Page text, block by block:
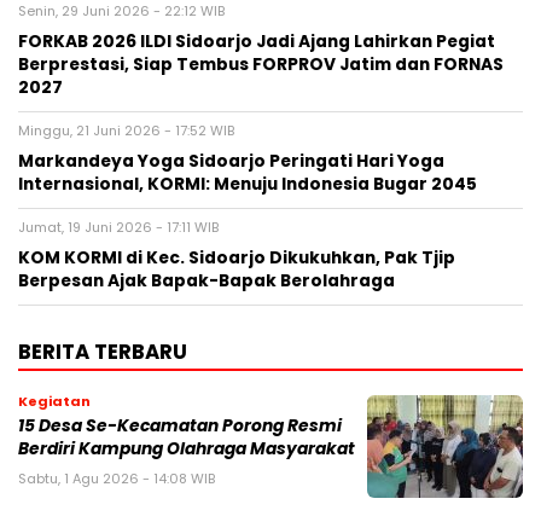
Senin, 29 Juni 2026 - 22:12 WIB
FORKAB 2026 ILDI Sidoarjo Jadi Ajang Lahirkan Pegiat
Berprestasi, Siap Tembus FORPROV Jatim dan FORNAS
2027
Minggu, 21 Juni 2026 - 17:52 WIB
Markandeya Yoga Sidoarjo Peringati Hari Yoga
Internasional, KORMI: Menuju Indonesia Bugar 2045
Jumat, 19 Juni 2026 - 17:11 WIB
KOM KORMI di Kec. Sidoarjo Dikukuhkan, Pak Tjip
Berpesan Ajak Bapak-Bapak Berolahraga
BERITA TERBARU
Kegiatan
15 Desa Se-Kecamatan Porong Resmi
Berdiri Kampung Olahraga Masyarakat
Sabtu, 1 Agu 2026 - 14:08 WIB